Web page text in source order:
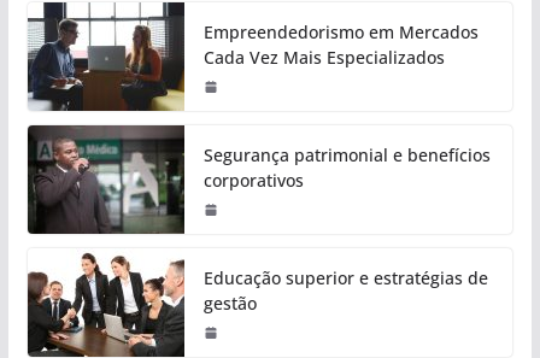
Empreendedorismo em Mercados
Cada Vez Mais Especializados
Segurança patrimonial e benefícios
corporativos
Educação superior e estratégias de
gestão